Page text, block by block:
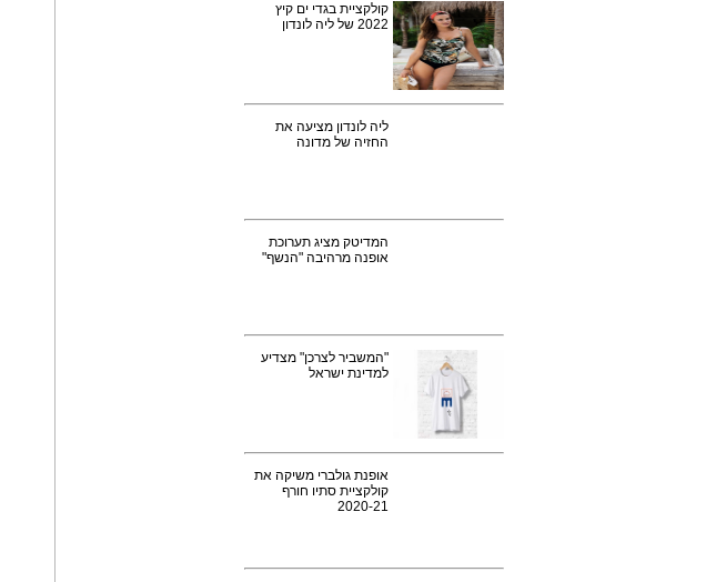
קולקציית בגדי ים קיץ
2022 של ליה לונדון
ליה לונדון מציעה את
החזיה של מדונה
המדיטק מציג תערוכת
אופנה מרהיבה "הנשף"
"המשביר לצרכן" מצדיע
למדינת ישראל
אופנת גולברי משיקה את
קולקציית סתיו חורף
2020-21